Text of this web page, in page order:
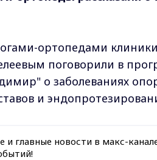
ортопедами
поговорили в
о заболеваниях
и
и главные новости в макс-